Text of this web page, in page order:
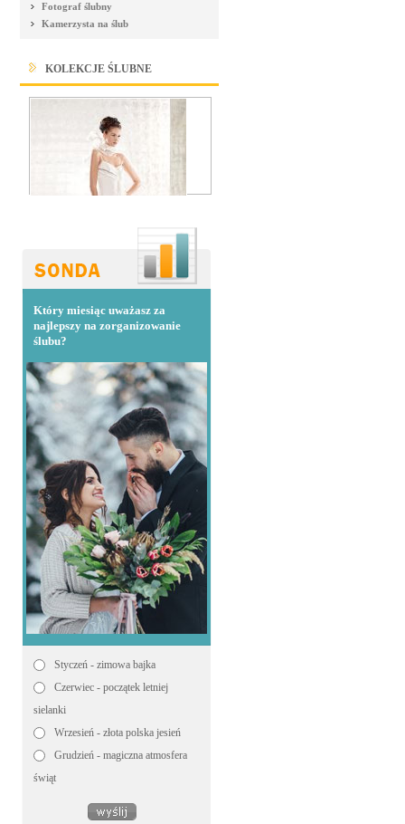
Fotograf ślubny
Kamerzysta na ślub
KOLEKCJE ŚLUBNE
Który miesiąc uważasz za
najlepszy na zorganizowanie
ślubu?
Styczeń - zimowa bajka
Czerwiec - początek letniej
sielanki
Wrzesień - złota polska jesień
Grudzień - magiczna atmosfera
świąt